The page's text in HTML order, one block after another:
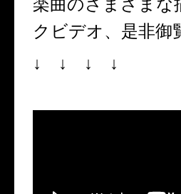
楽曲のさまざまな
クビデオ、是非御
↓ ↓ ↓ ↓